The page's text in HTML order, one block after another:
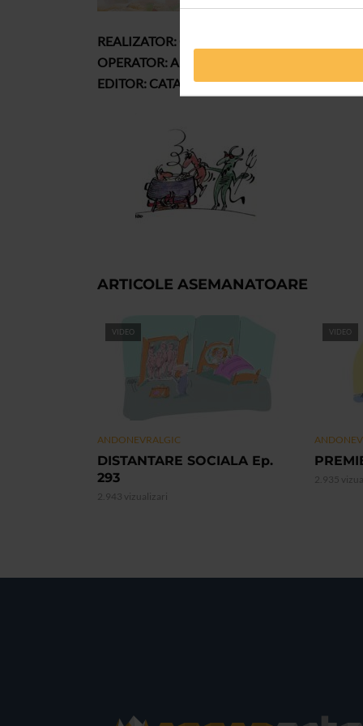
REALIZATOR: CORINA VOICU
OPERATOR: ANDREI LUPU
EDITOR: CATALIN MIRCEA
ARTICOLE ASEMANATOARE
VIDEO
ANDONEVRALGIC
DISTANTARE SOCIALA Ep.
293
2.943 vizualizari
VIDEO
2.935